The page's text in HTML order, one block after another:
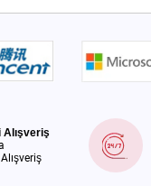
Alışveriş